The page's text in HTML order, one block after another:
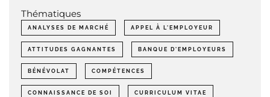
Thématiques
ANALYSES DE MARCHÉ APPEL À L'EMPLOYEUR
ATTITUDES GAGNANTES BANQUE D'EMPLOYEURS
BÉNÉVOLAT COMPÉTENCES
CONNAISSANCE DE SOI CURRICULUM VITAE